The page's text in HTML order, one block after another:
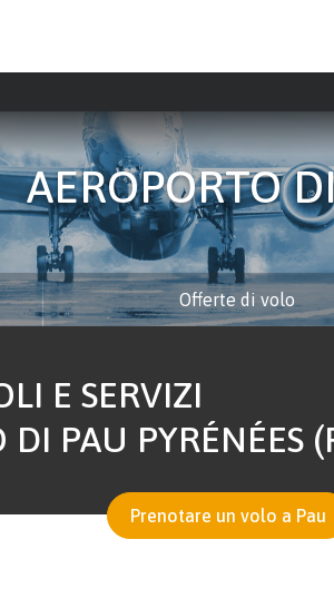
AEROPORTO
Offerte di volo
E SERVIZI
DI PAU PYRÉNÉES
Prenotare un volo a Pau